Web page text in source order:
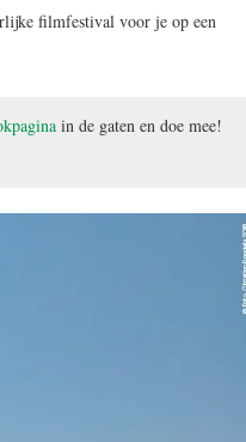
filmfestival voor je op een
in de gaten en doe mee!